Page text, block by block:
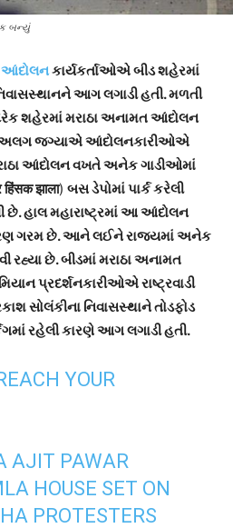
બન્યું
આંદોલનકાર્યકર્તાઓએ બીડ શહેરમાં
આગ લગાડી હતી. મળતી
શહેરમાં મરાઠા અનામત આંદોલન
જગ્યાએ આંદોલનકારીઓએ
આંદોલન વખતે અનેક ગાડીઓમાં
झाला) બસ ડેપોમાં પાર્ક કરેલી
છે. હાલ મહારાષ્ટ્રમાં આ આંદોલન
ગરમ છે. આને લઈને રાજ્યમાં અનેક
રહ્યા છે. બીડમાં મરાઠા અનામત
પ્રદર્શનકારીઓએ રાષ્ટ્રવાડી
સોલંકીના નિવાસસ્થાને તોડફોડ
રહેલી કારણે આગ લગાડી હતી.
YOUR
AJIT PAWAR
HOUSE SET ON
PROTESTERS